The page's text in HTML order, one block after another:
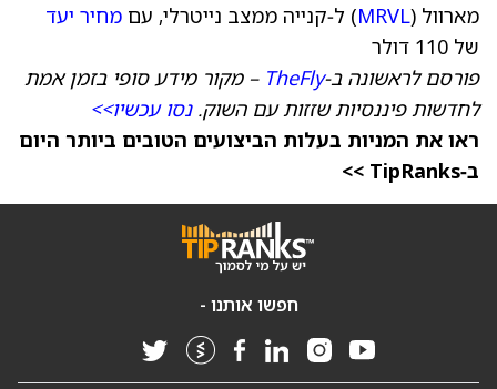
מארוול (MRVL) ל‑קנייה ממצב נייטרלי, עם מחיר יעד
של 110 דולר
פורסם לראשונה ב‑TheFly – מקור מידע סופי בזמן אמת
לחדשות פיננסיות שזזות עם השוק.נסו עכשיו>>
ראו את המניות בעלות הביצועים הטובים ביותר היום
ב‑TipRanks >>
חפשו אותנו -